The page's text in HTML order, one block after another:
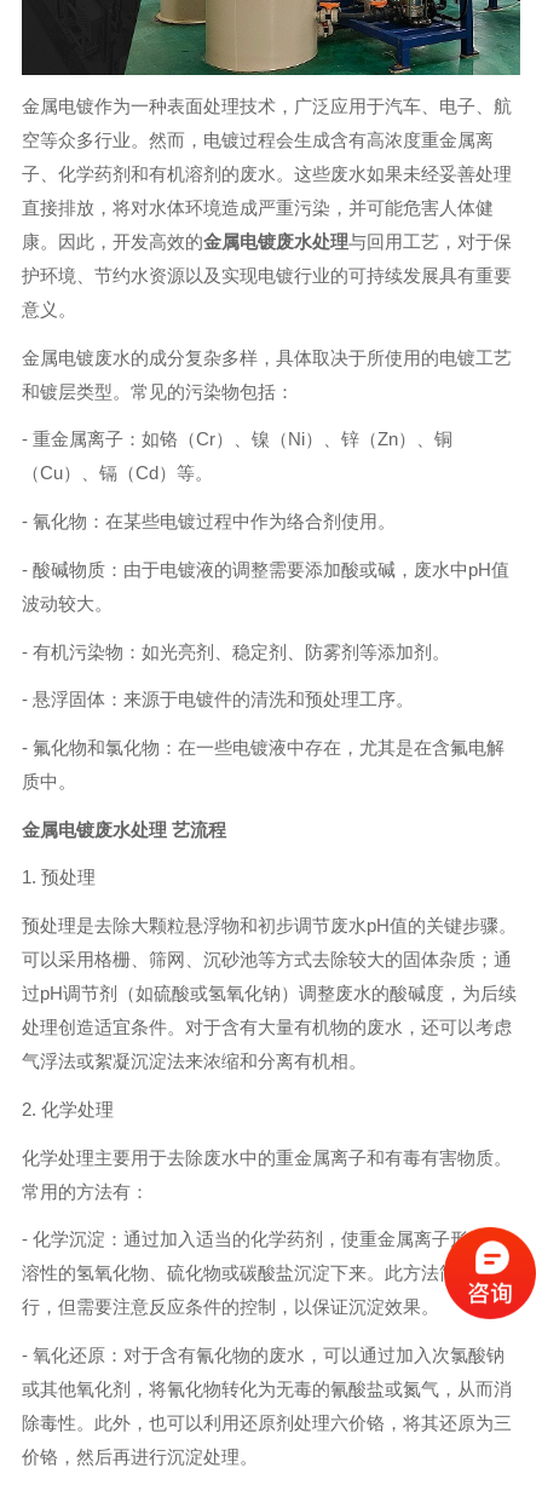
金属电镀作为一种表面处理技术，广泛应用于汽车、电子、航
空等众多行业。然而，电镀过程会生成含有高浓度重金属离
子、化学药剂和有机溶剂的废水。这些废水如果未经妥善处理
直接排放，将对水体环境造成严重污染，并可能危害人体健
康。因此，开发高效的金属电镀废水处理与回用工艺，对于保
护环境、节约水资源以及实现电镀行业的可持续发展具有重要
意义。
金属电镀废水的成分复杂多样，具体取决于所使用的电镀工艺
和镀层类型。常见的污染物包括：
- 重金属离子：如铬（Cr）、镍（Ni）、锌（Zn）、铜
（Cu）、镉（Cd）等。
- 氰化物：在某些电镀过程中作为络合剂使用。
- 酸碱物质：由于电镀液的调整需要添加酸或碱，废水中pH值
波动较大。
- 有机污染物：如光亮剂、稳定剂、防雾剂等添加剂。
- 悬浮固体：来源于电镀件的清洗和预处理工序。
- 氟化物和氯化物：在一些电镀液中存在，尤其是在含氟电解
质中。
金属电镀废水处理 艺流程
1. 预处理
预处理是去除大颗粒悬浮物和初步调节废水pH值的关键步骤。
可以采用格栅、筛网、沉砂池等方式去除较大的固体杂质；通
过pH调节剂（如硫酸或氢氧化钠）调整废水的酸碱度，为后续
处理创造适宜条件。对于含有大量有机物的废水，还可以考虑
气浮法或絮凝沉淀法来浓缩和分离有机相。
2. 化学处理
化学处理主要用于去除废水中的重金属离子和有毒有害物质。
常用的方法有：
- 化学沉淀：通过加入适当的化学药剂，使重金属离子形成难
溶性的氢氧化物、硫化物或碳酸盐沉淀下来。此方法简单易
行，但需要注意反应条件的控制，以保证沉淀效果。
- 氧化还原：对于含有氰化物的废水，可以通过加入次氯酸钠
或其他氧化剂，将氰化物转化为无毒的氰酸盐或氮气，从而消
除毒性。此外，也可以利用还原剂处理六价铬，将其还原为三
价铬，然后再进行沉淀处理。